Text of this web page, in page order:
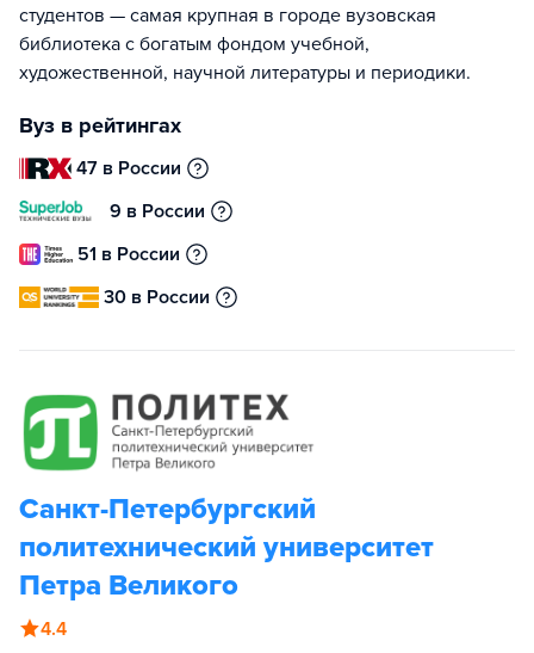
студентов — самая крупная в городе вузовская
библиотека с богатым фондом учебной,
художественной, научной литературы и периодики.
Вуз в рейтингах
47 в России
9 в России
51 в России
30 в России
Санкт-Петербургский
политехнический университет
Петра Великого
4.4